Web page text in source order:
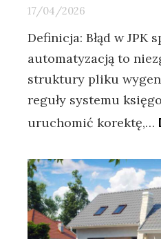
17/04/2026
Definicja: Błąd w JPK
automatyzacją to
struktury pliku
reguły systemu
uruchomić korektę,…